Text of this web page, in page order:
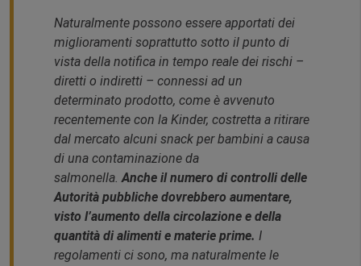
Naturalmente possono essere apportati dei
miglioramenti soprattutto sotto il punto di
vista della notifica in tempo reale dei rischi –
diretti o indiretti – connessi ad un
determinato prodotto, come è avvenuto
recentemente con la Kinder, costretta a ritirare
dal mercato alcuni snack per bambini a causa
di una contaminazione da
salmonella.Anche il numero di controlli delle
Autorità pubbliche dovrebbero aumentare,
visto l’aumento della circolazione e della
quantità di alimenti e materie prime. I
regolamenti ci sono, ma naturalmente le